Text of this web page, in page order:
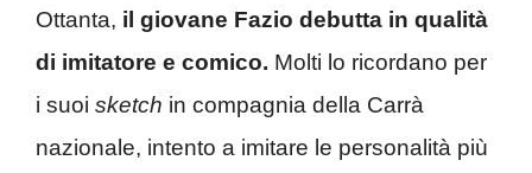
Ottanta, il giovane Fazio debutta in qualità
di imitatore e comico. Molti lo ricordano per
i suoi sketch in compagnia della Carrà
nazionale, intento a imitare le personalità più